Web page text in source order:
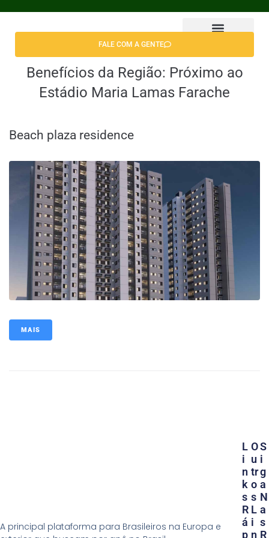
FALE COM A GENTE
Benefícios da Região: Próximo ao
Estádio Maria Lamas Farache
Beach plaza residence
MAIS
A principal plataforma para Brasileiros na Europa e
O
U
Tr
O
S
L
I
N
L
I
N
K
S
R
Á
P
S
I
G
A
N
A
S
R